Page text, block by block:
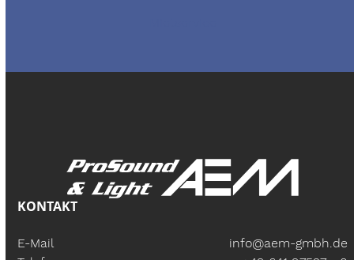
KONTAKT
E-Mail
info@aem-gmbh.de